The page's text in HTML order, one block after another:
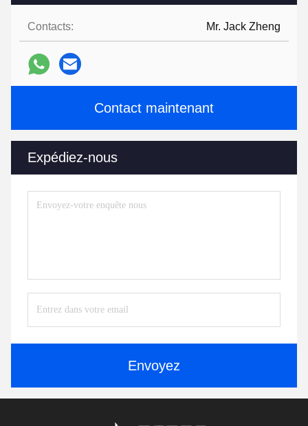
Contacts: Mr. Jack Zheng
Contact maintenant
Expédiez-nous
Envoyez